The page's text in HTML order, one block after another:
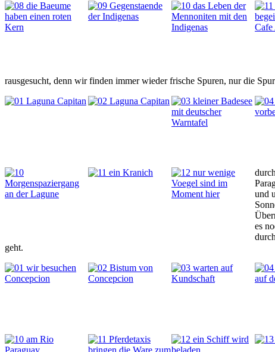
rausgesucht, denn wir finden immer wieder frische Spuren, nur die
und
es
geht.